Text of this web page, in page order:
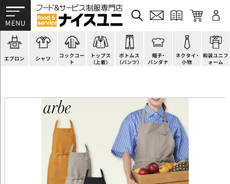
エプロン
かぶり型
スモック風
厨房用
ラップエプロン
シャツ
ピンタック
Tシャツ
ポロシャツ
和風シャツ(Asian)コックコー
ト
ショップコート
スタンダード
ファッション
キッズ
トップス
（上着）
法被(はっぴ)
調理白衣
カットソー
ジャンバー
ボトムス
（パンツ）
イージーパンツ
ワンピース
厨房シューズ
フロアシューズ
帽子・
バンダナ
洋帽子
コック帽
衛生帽子
ヘアネット
ネクタイ・
小物
ネクタイ
蝶ネクタイ
リボン・スカーフ
クロスタイ
和装ユニフ
ォーム
帯
草履、足袋など
着付小物
きもの